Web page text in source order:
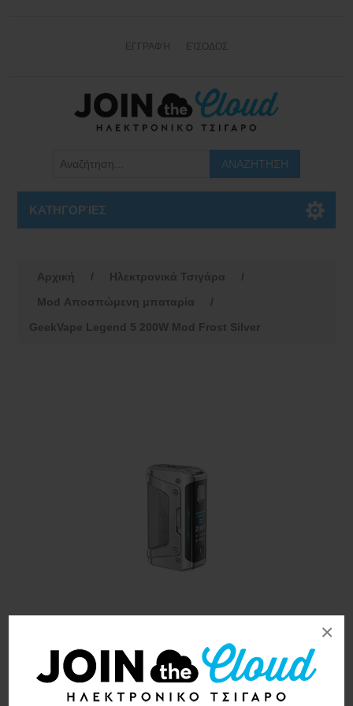
×
ΕΓΓΡΑΦΉ ΕΊΣΟΔΟΣ
ΚΑΤΗΓΟΡΊΕΣ
Αρχική / Ηλεκτρονικά Τσιγάρα
/
Mod Αποσπώμενη μπαταρία
/
GeekVape Legend 5 200W Mod Frost Silver
GeekVape Legend 5 200W